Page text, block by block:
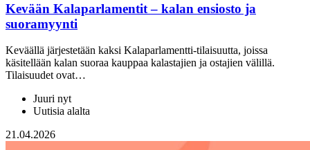
Kevään Kalaparlamentit – kalan ensiosto ja
suoramyynti
Keväällä järjestetään kaksi Kalaparlamentti-tilaisuutta, joissa
käsitellään kalan suoraa kauppaa kalastajien ja ostajien välillä.
Tilaisuudet ovat…
Juuri nyt
Uutisia alalta
21.04.2026